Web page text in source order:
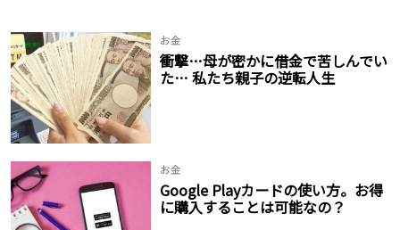
お金
衝撃…母が密かに借金で苦しんでい
た… 私たち親子の逆転人生
お金
Google Playカードの使い方。お得
に購入することは可能なの？